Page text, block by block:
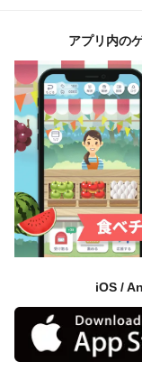
アプリ内の
iOS /